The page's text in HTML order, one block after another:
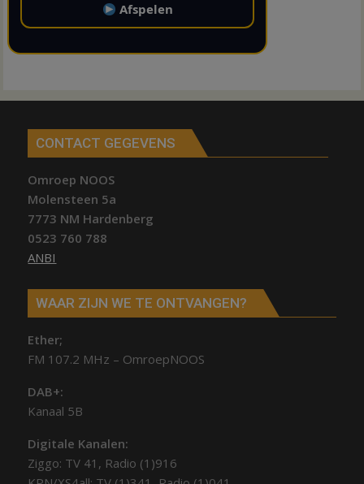
Afspelen
CONTACT GEGEVENS
Omroep NOOS
Molensteen 5a
7773 NM Hardenberg
0523 760 788
ANBI
WAAR ZIJN WE TE ONTVANGEN?
Ether;
FM 107.2 MHz – OmroepNOOS
DAB+:
Kanaal 5B
Digitale Kanalen:
Ziggo: TV 41, Radio (1)916